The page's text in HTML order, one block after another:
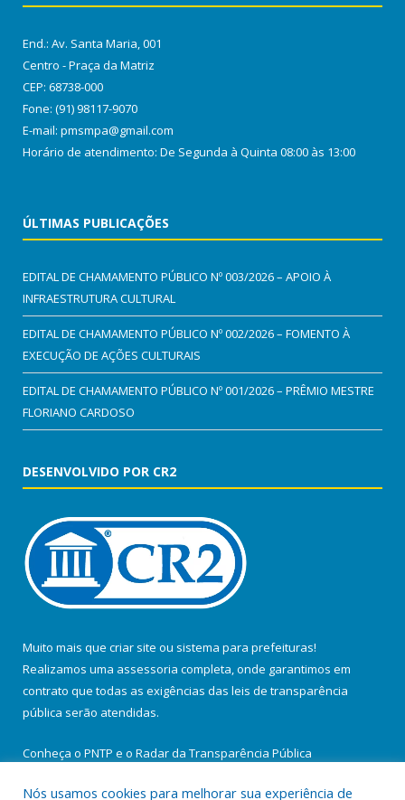
End.: Av. Santa Maria, 001
Centro - Praça da Matriz
CEP: 68738-000
Fone: (91) 98117-9070
E-mail: pmsmpa@gmail.com
Horário de atendimento: De Segunda à Quinta 08:00 às 13:00
ÚLTIMAS PUBLICAÇÕES
EDITAL DE CHAMAMENTO PÚBLICO Nº 003/2026 – APOIO À
INFRAESTRUTURA CULTURAL
EDITAL DE CHAMAMENTO PÚBLICO Nº 002/2026 – FOMENTO À
EXECUÇÃO DE AÇÕES CULTURAIS
EDITAL DE CHAMAMENTO PÚBLICO Nº 001/2026 – PRÊMIO MESTRE
FLORIANO CARDOSO
DESENVOLVIDO POR CR2
Muito mais que criar site ou sistema para prefeituras!
Realizamos uma assessoria completa, onde garantimos em
contrato que todas as exigências das leis de transparência
pública serão atendidas.
Conheça o PNTP e o Radar da Transparência Pública
Nós usamos cookies para melhorar sua experiência de